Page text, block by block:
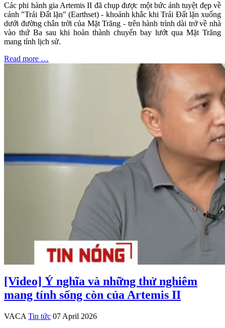
Các phi hành gia Artemis II đã chụp được một bức ảnh tuyệt đẹp về
cảnh "Trái Đất lặn" (Earthset) - khoảnh khắc khi Trái Đất lặn xuống
dưới đường chân trời của Mặt Trăng - trên hành trình dài trở về nhà
vào thứ Ba sau khi hoàn thành chuyến bay lướt qua Mặt Trăng
mang tính lịch sử.
Read more …
[Video] Ý nghĩa và những thử nghiêm
mang tính sống còn của Artemis II
VACA Tin tức 07 April 2026